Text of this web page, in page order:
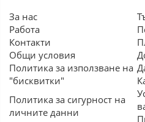
За нас
Работа
Контакти
Общи условия
Политика за използване на
"бисквитки"
Политика за сигурност на
личните данни